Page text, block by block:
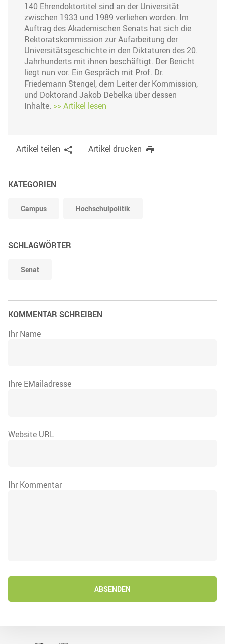
140 Ehrendoktortitel sind an der Universität
zwischen 1933 und 1989 verliehen worden. Im
Auftrag des Akademischen Senats hat sich die
Rektoratskommission zur Aufarbeitung der
Universitätsgeschichte in den Diktaturen des 20.
Jahrhunderts mit ihnen beschäftigt. Der Bericht
liegt nun vor. Ein Gespräch mit Prof. Dr.
Friedemann Stengel, dem Leiter der Kommission,
und Doktorand Jakob Debelka über dessen
Inhalte. >> Artikel lesen
Artikel teilen Artikel drucken
KATEGORIEN
Campus Hochschulpolitik
SCHLAGWÖRTER
Senat
KOMMENTAR SCHREIBEN
Ihr Name
Ihre EMailadresse
Website URL
Ihr Kommentar
ABSENDEN